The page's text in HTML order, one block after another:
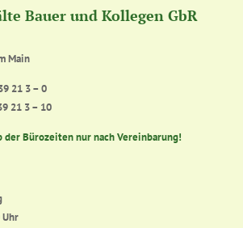
Bauer und Kollegen GbR
Main
21 3 – 0
21 3 – 10
der Bürozeiten nur nach Vereinbarung!